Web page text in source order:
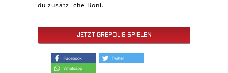
du zusätzliche Boni.
JETZT GREPOLIS SPIELEN